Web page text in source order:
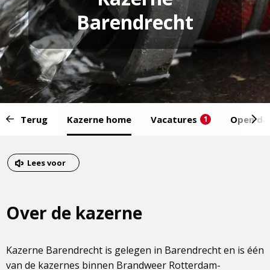
Barendrecht
van
menu:
Terug Kazerne home Vacatures 1 Open
van
het
Dit
externe
Lees voor
Over de kazerne
Kazerne Barendrecht is gelegen in Barendrecht en is één
van de kazernes binnen Brandweer Rotterdam-